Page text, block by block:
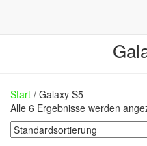
Start / Galaxy S5
Alle 6 Ergebnisse werden